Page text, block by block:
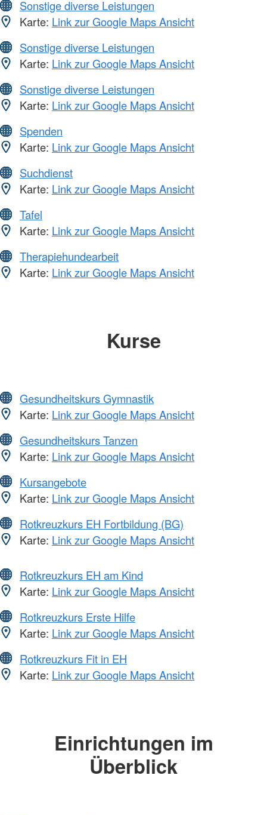
Sonstige diverse Leistungen
Karte: Link zur Google Maps Ansicht
Sonstige diverse Leistungen
Karte: Link zur Google Maps Ansicht
Sonstige diverse Leistungen
Karte: Link zur Google Maps Ansicht
Spenden
Karte: Link zur Google Maps Ansicht
Suchdienst
Karte: Link zur Google Maps Ansicht
Tafel
Karte: Link zur Google Maps Ansicht
Therapiehundearbeit
Karte: Link zur Google Maps Ansicht
Kurse
Gesundheitskurs Gymnastik
Karte: Link zur Google Maps Ansicht
Gesundheitskurs Tanzen
Karte: Link zur Google Maps Ansicht
Kursangebote
Karte: Link zur Google Maps Ansicht
Rotkreuzkurs EH Fortbildung (BG)
Karte: Link zur Google Maps Ansicht
Rotkreuzkurs EH am Kind
Karte: Link zur Google Maps Ansicht
Rotkreuzkurs Erste Hilfe
Karte: Link zur Google Maps Ansicht
Rotkreuzkurs Fit in EH
Karte: Link zur Google Maps Ansicht
Einrichtungen im
Überblick